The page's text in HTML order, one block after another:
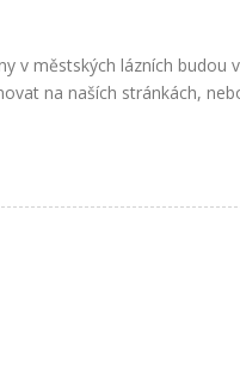
v městských lázních budou
na naších stránkách,